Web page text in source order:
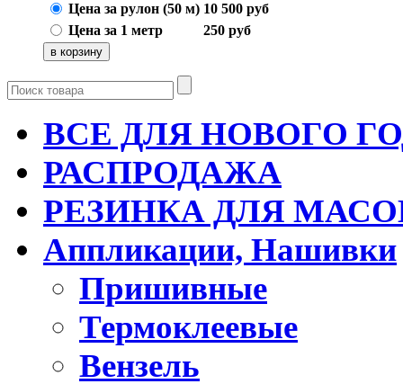
Цена за рулон (50 м) 10 500 руб
Цена за 1 метр
250 руб
ВСЕ ДЛЯ НОВОГО
РАСПРОДАЖА
РЕЗИНКА ДЛЯ
Аппликации, Нашивки
Пришивные
Термоклеевые
Вензель